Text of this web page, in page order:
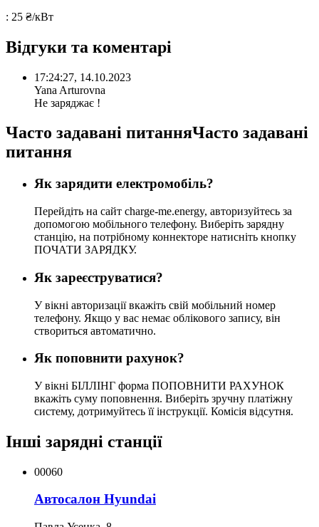
: 25 ₴/кВт
Відгуки та коментарі
17:24:27, 14.10.2023
Yana Arturovna
Не заряджає !
Часто задавані питанняЧасто задавані
питання
Як зарядити електромобіль?
Перейдіть на сайт charge-me.energy, авторизуйтесь за
допомогою мобільного телефону. Виберіть зарядну
станцію, на потрібному коннекторе натисніть кнопку
ПОЧАТИ ЗАРЯДКУ.
Як зареєструватися?
У вікні авторизації вкажіть свій мобільний номер
телефону. Якщо у вас немає облікового запису, він
створиться автоматично.
Як поповнити рахунок?
У вікні БІЛЛІНГ форма ПОПОВНИТИ РАХУНОК
вкажіть суму поповнення. Виберіть зручну платіжну
систему, дотримуйтесь її інструкції. Комісія відсутня.
Інші зарядні станції
00060
Автосалон Hyundai